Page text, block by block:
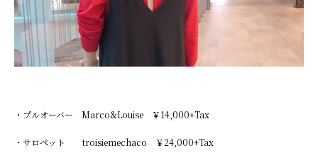
・プルオーバー Marco&Louise ￥14,000+Tax
・サロペット troisiemechaco ￥24,000+Tax